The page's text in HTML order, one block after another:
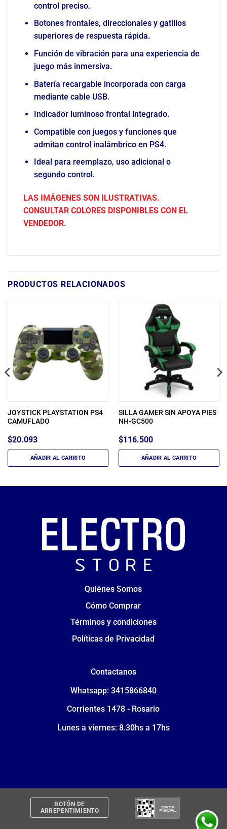
control preciso.
Botones frontales, direccionales y gatillos
superiores de respuesta rápida.
Función de vibración para una experiencia de
juego más inmersiva.
Batería recargable incorporada con carga
mediante cable USB.
Indicador luminoso frontal integrado.
Compatible con juegos y funciones que
admitan control inalámbrico en PS4.
Ideal para reemplazo, uso adicional o
segundo control.
LAS IMÁGENES SON ILUSTRATIVAS.
CONSULTAR COLORES DISPONIBLES CON EL
VENDEDOR.
PRODUCTOS RELACIONADOS
JOYSTICK PLAYSTATION PS4
CAMUFLADO
$20.093
AÑADIR AL CARRITO
SILLA GAMER SIN APOYA PIES
NH-GC500
$116.500
AÑADIR AL CARRITO
Quiénes Somos
Cómo Comprar
Términos y condiciones
Políticas de Privacidad
Contactanos
Whatsapp: 3415866840
Corrientes 1478 - Rosario
Lunes a viernes: 8.30hs a 17hs
BOTÓN DE
ARREPENTIMIENTO